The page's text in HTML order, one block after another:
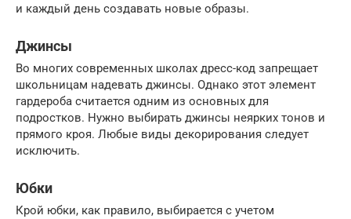
и каждый день создавать новые образы.
Джинсы
Во многих современных школах дресс-код запрещает
школьницам надевать джинсы. Однако этот элемент
гардероба считается одним из основных для
подростков. Нужно выбирать джинсы неярких тонов и
прямого кроя. Любые виды декорирования следует
исключить.
Юбки
Крой юбки, как правило, выбирается с учетом